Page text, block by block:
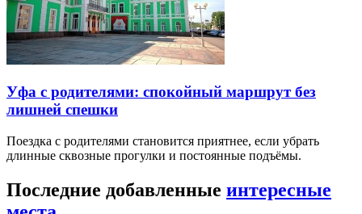
Уфа с родителями: спокойный маршрут без
лишней спешки
Поездка с родителями становится приятнее, если убрать
длинные сквозные прогулки и постоянные подъёмы.
Последние добавленные интересные